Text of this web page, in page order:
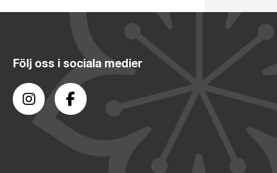
Följ oss i sociala medier